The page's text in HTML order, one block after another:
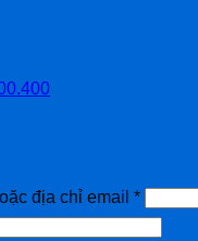
địa chỉ email *